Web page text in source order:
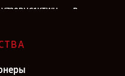
в г. Воронеж
в г. Самара
в г. Киров